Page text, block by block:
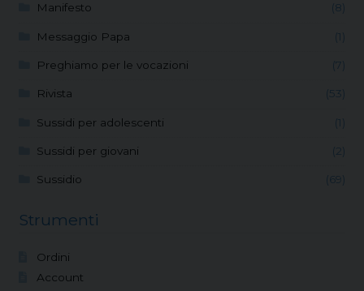
Manifesto (8)
Messaggio Papa (1)
Preghiamo per le vocazioni (7)
Rivista (53)
Sussidi per adolescenti (1)
Sussidi per giovani (2)
Sussidio (69)
Strumenti
Ordini
Account